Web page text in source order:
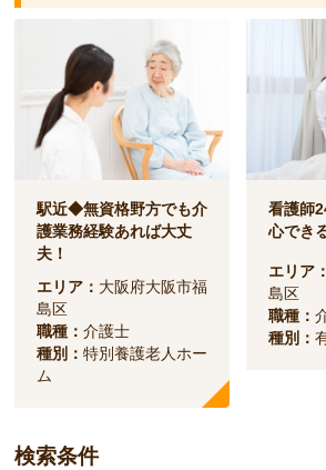
駅近◆無資格野方でも介
護業務経験あれば大丈
夫！
エリア： 大阪府大阪市福
島区
職種：介護士
種別：特別養護老人ホー
ム
看護師
心でき
エリア：
島区
職種：
種別：
検索条件